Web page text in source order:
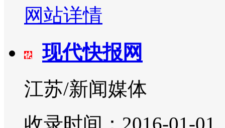
网站详情
现代快报网
江苏/新闻媒体
收录时间：2016-01-01